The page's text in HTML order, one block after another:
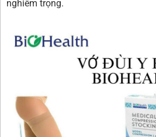
nghiêm trọng.